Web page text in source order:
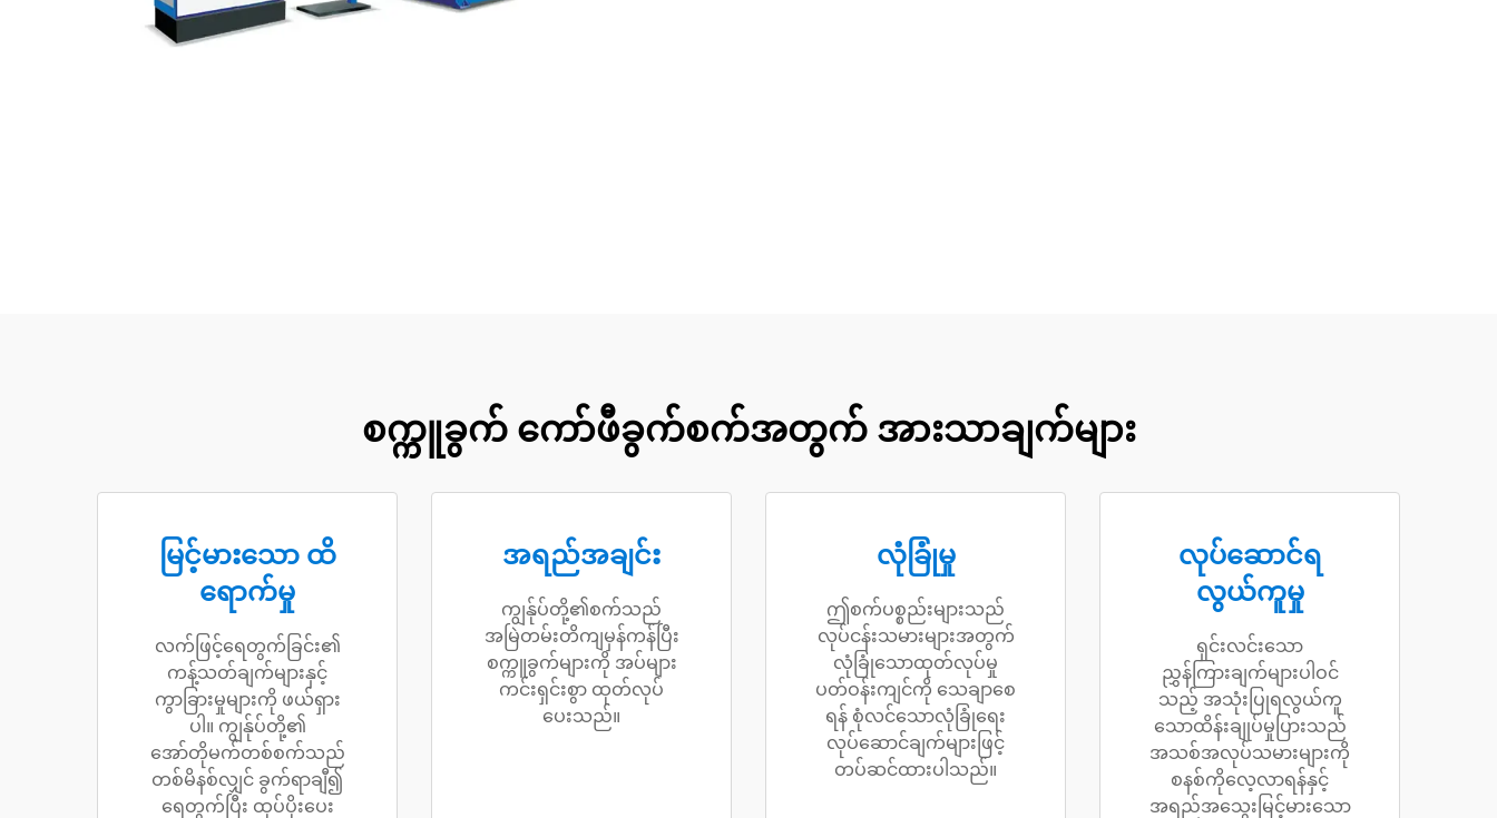
စက္ကူခွက် ကော်ဖီခွက်စက်အတွက် အားသာချက်များ
မြင့်မားသော ထိ
ရောက်မှု
လက်ဖြင့်ရေတွက်ခြင်း၏
ကန့်သတ်ချက်များနှင့်
ကွာခြားမှုများကို ဖယ်ရှား
ပါ။ ကျွန်ုပ်တို့၏
အော်တိုမက်တစ်စက်သည်
တစ်မိနစ်လျှင် ခွက်ရာချီ၍
ရေတွက်ပြီး ထုပ်ပိုးပေး
အရည်အချင်း
ကျွန်ုပ်တို့၏စက်သည်
အမြဲတမ်းတိကျမှန်ကန်ပြီး
စက္ကူခွက်များကို အပ်များ
ကင်းရှင်းစွာ ထုတ်လုပ်
ပေးသည်။
လုံခြုံမှု
ဤစက်ပစ္စည်းများသည်
လုပ်ငန်းသမားများအတွက်
လုံခြုံသောထုတ်လုပ်မှု
ပတ်ဝန်းကျင်ကို သေချာစေ
ရန် စုံလင်သောလုံခြုံရေး
လုပ်ဆောင်ချက်များဖြင့်
တပ်ဆင်ထားပါသည်။
လုပ်ဆောင်ရ
လွယ်ကူမှု
ရှင်းလင်းသော
ညွှန်ကြားချက်များပါဝင်
သည့် အသုံးပြုရလွယ်ကူ
သောထိန်းချုပ်မှုပြားသည်
အသစ်အလုပ်သမားများကို
စနစ်ကိုလေ့လာရန်နှင့်
အရည်အသွေးမြင့်မားသော